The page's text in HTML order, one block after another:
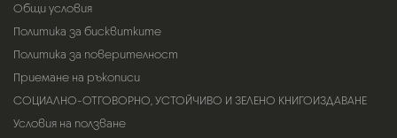
Общи условия
Политика за бисквитките
Политика за поверителност
Приемане на ръкописи
СОЦИАЛНО-ОТГОВОРНО, УСТОЙЧИВО И ЗЕЛЕНО КНИГОИЗДАВАНЕ
Условия на ползване